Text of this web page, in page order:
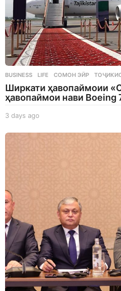
BUSINESS ,LIFE СОМОН ЭЙР ,
Ширкати ҳавопаймоии
ҳавопаймои нави Boeing
3 days ago
a